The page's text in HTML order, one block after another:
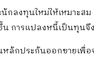
งทุนใหม่ให้เหมาะสม
น การแปลงหนี้เป็นทุ
ลักประกันออกขายเพื่อ